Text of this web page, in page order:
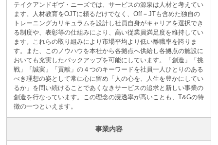
テイクアンドギヴ・ニーズでは、サービスの源泉は人材と考えてい
ます。人材教育をOJTに頼るだけでなく、Off－JTも含めた独自の
トレーニングカリキュラムを設計し社員自身がキャリアを選択でき
る制度や、表彰等の仕組みにより、高い従業員満足度を維持してい
ます。これらの取り組みにより市場平均より低い離職率を誇りま
す。また、このノウハウを本社から各拠点へ供給し各拠点の施設に
おいても充実したバックアップを可能にしています。「創造」「挑
戦」「誠実」「貢献」の４つのキーワードを社員一人ひとりのある
べき理想の姿として常に心に留め「人の心を、人生を豊かにしてい
るか」を問い続けることであくなきサービスの追求と新しい事業の
創造を行なっています。この理念の浸透率が高いことも、T&Gの特
徴の一つといえます。
事業内容